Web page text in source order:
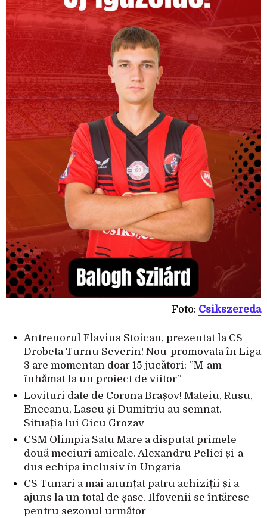
Foto: Csikszereda
Antrenorul Flavius Stoican, prezentat la CS
Drobeta Turnu Severin! Nou-promovata în Liga
3 are momentan doar 15 jucători: ”M-am
înhămat la un proiect de viitor”
Lovituri date de Corona Brașov! Mateiu, Rusu,
Enceanu, Lascu și Dumitriu au semnat.
Situația lui Gicu Grozav
CSM Olimpia Satu Mare a disputat primele
două meciuri amicale. Alexandru Pelici și-a
dus echipa inclusiv în Ungaria
CS Tunari a mai anunțat patru achiziții și a
ajuns la un total de șase. Ilfovenii se întăresc
pentru sezonul următor